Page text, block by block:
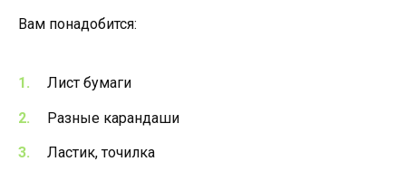
Вам понадобится:
Лист бумаги
Разные карандаши
Ластик, точилка